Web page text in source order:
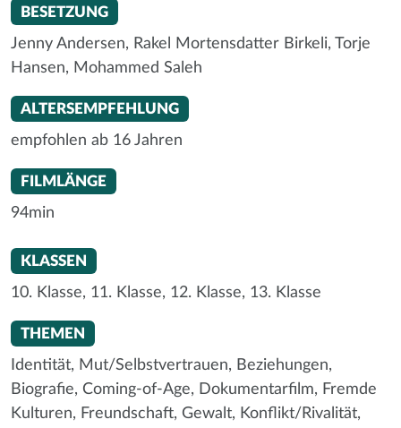
BESETZUNG
Jenny Andersen, Rakel Mortensdatter Birkeli, Torje
Hansen, Mohammed Saleh
ALTERSEMPFEHLUNG
empfohlen ab 16 Jahren
FILMLÄNGE
94min
KLASSEN
10. Klasse, 11. Klasse, 12. Klasse, 13. Klasse
THEMEN
Identität, Mut/Selbstvertrauen, Beziehungen,
Biografie, Coming-of-Age, Dokumentarfilm, Fremde
Kulturen, Freundschaft, Gewalt, Konflikt/Rivalität,